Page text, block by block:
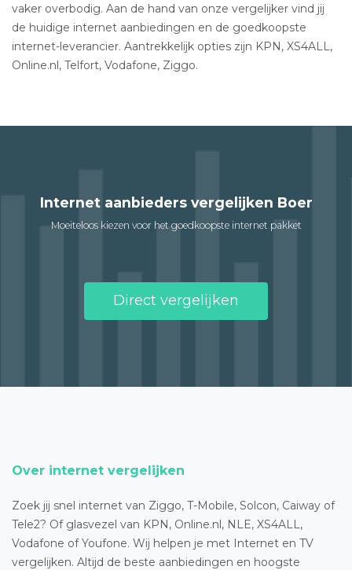
vaker overbodig. Aan de hand van onze vergelijker vind jij
de huidige internet aanbiedingen en de goedkoopste
internet-leverancier. Aantrekkelijk opties zijn KPN, XS4ALL,
Online.nl, Telfort, Vodafone, Ziggo.
Internet aanbieders vergelijken Boer
Moeiteloos kiezen voor het goedkoopste internet pakket
Direct vergelijken
Over internet vergelijken
Zoek jij snel internet van Ziggo, T-Mobile, Solcon, Caiway of
Tele2? Of glasvezel van KPN, Online.nl, NLE, XS4ALL,
Vodafone of Youfone. Wij helpen je met Internet en TV
vergelijken. Altijd de beste aanbiedingen en hoogste